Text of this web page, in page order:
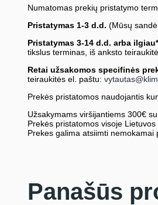
Numatomas prekių pristatymo
Pristatymas 1-3 d.d. (Mūsų
Pristatymas 3-14 d.d. arba ilgiau*
tikslus terminas, iš anksto
Retai užsakomos specifinės
teiraukitės el. paštu:
Prekės pristatomos naudojantis
Užsakymams viršijantiems 300€
Prekės pristatomos visoje Lietuvos
Prekes galima atsiimti
Panašūs